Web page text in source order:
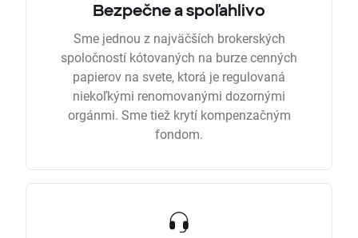
Bezpečne a spoľahlivo
Sme jednou z najväčších brokerských
spoločností kótovaných na burze cenných
papierov na svete, ktorá je regulovaná
niekoľkými renomovanými dozornými
orgánmi. Sme tiež krytí kompenzačným
fondom.